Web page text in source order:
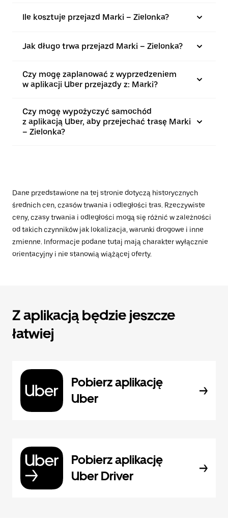
Ile kosztuje przejazd Marki – Zielonka?
Jak długo trwa przejazd Marki – Zielonka?
Czy mogę zaplanować z wyprzedzeniem
w aplikacji Uber przejazdy z: Marki?
Czy mogę wypożyczyć samochód
z aplikacją Uber, aby przejechać trasę Marki
– Zielonka?
Dane przedstawione na tej stronie dotyczą historycznych
średnich cen, czasów trwania i odległości tras. Rzeczywiste
ceny, czasy trwania i odległości mogą się różnić w zależności
od takich czynników jak lokalizacja, warunki drogowe i inne
zmienne. Informacje podane tutaj mają charakter wyłącznie
orientacyjny i nie stanowią wiążącej oferty.
Z aplikacją będzie jeszcze
łatwiej
Pobierz aplikację
Uber
Pobierz aplikację
Uber Driver